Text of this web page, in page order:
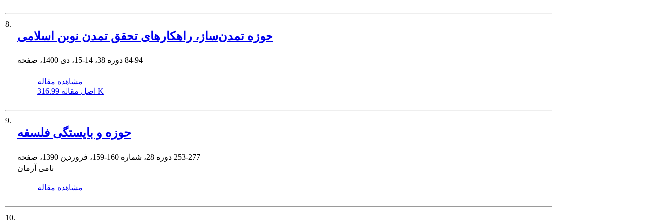
8.
حوزه تمدن‌ساز، راهکارهای تحقق تمدن نوین اسلامی
84-94
مشاهده مقاله
اصل مقاله 316.99 K
9.
حوزه و بایستگى فلسفه
253-277
نامی آرمان
مشاهده مقاله
10.